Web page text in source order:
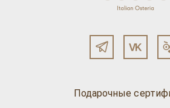
Подарочные